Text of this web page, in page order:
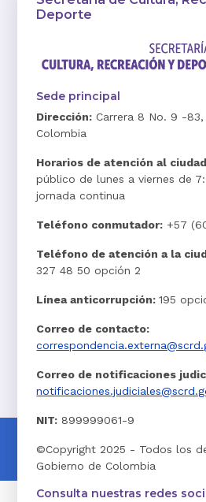
Deporte
Sede principal
Dirección: Carrera 8 No. 9 -
Colombia
Horarios de atención al
público de lunes a viernes de
jornada continua
Teléfono conmutador: +57
Teléfono de atención a la
327 48 50 opción 2
Línea anticorrupción:195
Correo de contacto:
Correo de notificaciones
NIT: 899999061-9
©Copyright 2025 - Todos los
Gobierno de Colombia
Consulta nuestras redes